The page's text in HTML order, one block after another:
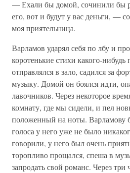
— Ехали бы домой, сочинили бы
его, вот и будут у вас деньги, —
моя приятельница.
Варламов ударял себя по лбу и
коротенькие стихи какого-
отправлялся в зало, садился за
музыку. Домой он боялся идти,
лавочников. Через некоторое
комнату, где мы сидели, и пел
положенный на ноты. Варламову
голоса у него уже не было
говорили, у него был очень
торопливо прощался, спеша в
запродать свой романс. Через